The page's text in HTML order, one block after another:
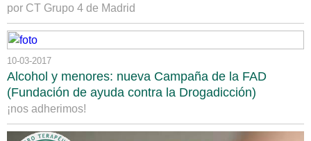
por CT Grupo 4 de Madrid
10-03-2017
Alcohol y menores: nueva Campaña de la FAD
(Fundación de ayuda contra la Drogadicción)
¡nos adherimos!